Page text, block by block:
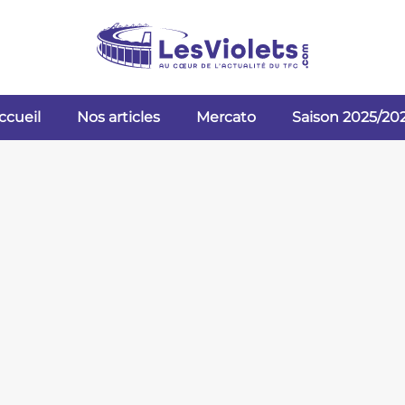
Nos articles Mercato Saison 2025/